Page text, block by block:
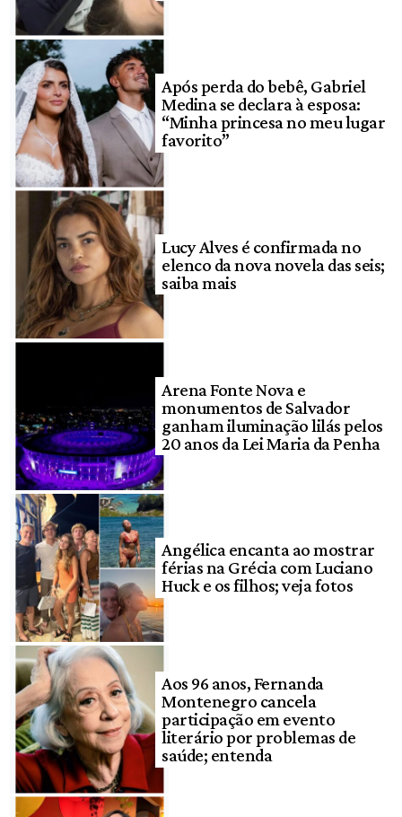
Após perda do bebê, Gabriel
Medina se declara à esposa:
“Minha princesa no meu lugar
favorito”
Lucy Alves é confirmada no
elenco da nova novela das seis;
saiba mais
Arena Fonte Nova e
monumentos de Salvador
ganham iluminação lilás pelos
20 anos da Lei Maria da Penha
Angélica encanta ao mostrar
férias na Grécia com Luciano
Huck e os filhos; veja fotos
Aos 96 anos, Fernanda
Montenegro cancela
participação em evento
literário por problemas de
saúde; entenda